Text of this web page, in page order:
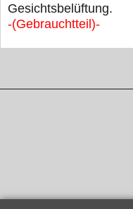
Gesichtsbelüftung.
-(Gebrauchtteil)-
WebShop